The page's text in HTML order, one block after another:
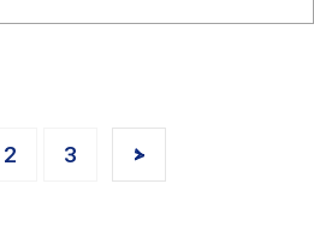
2 3 >